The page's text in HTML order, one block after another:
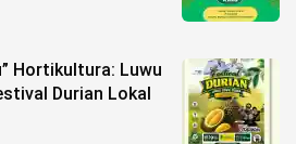
Hortikultura: Luwu
Durian Lokal